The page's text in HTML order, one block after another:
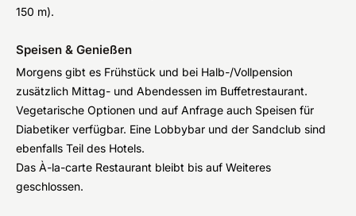
150 m).
Speisen & Genießen
Morgens gibt es Frühstück und bei Halb-/Vollpension
zusätzlich Mittag- und Abendessen im Buffetrestaurant.
Vegetarische Optionen und auf Anfrage auch Speisen für
Diabetiker verfügbar. Eine Lobbybar und der Sandclub sind
ebenfalls Teil des Hotels.
Das À-la-carte Restaurant bleibt bis auf Weiteres
geschlossen.